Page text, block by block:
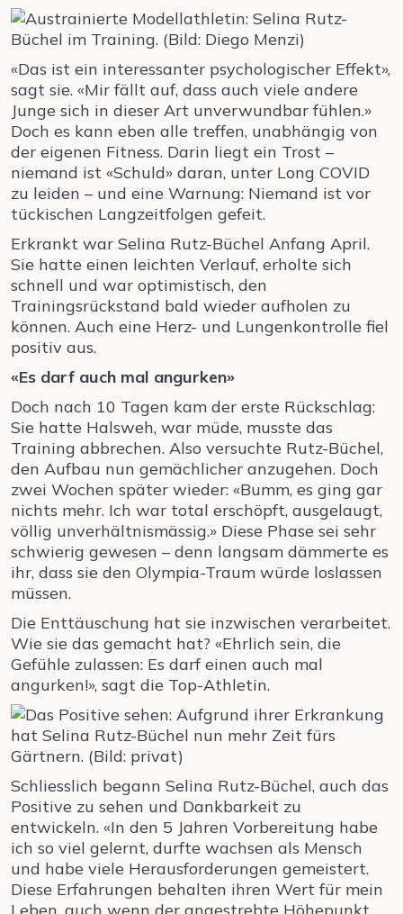
«Das ist ein interessanter psychologischer Effekt»,
sagt sie. «Mir fällt auf, dass auch viele andere
Junge sich in dieser Art unverwundbar fühlen.»
Doch es kann eben alle treffen, unabhängig von
der eigenen Fitness. Darin liegt ein Trost –
niemand ist «Schuld» daran, unter Long COVID
zu leiden – und eine Warnung: Niemand ist vor
tückischen Langzeitfolgen gefeit.
Erkrankt war Selina Rutz-Büchel Anfang April.
Sie hatte einen leichten Verlauf, erholte sich
schnell und war optimistisch, den
Trainingsrückstand bald wieder aufholen zu
können. Auch eine Herz- und Lungenkontrolle fiel
positiv aus.
«Es darf auch mal angurken»
Doch nach 10 Tagen kam der erste Rückschlag:
Sie hatte Halsweh, war müde, musste das
Training abbrechen. Also versuchte Rutz-Büchel,
den Aufbau nun gemächlicher anzugehen. Doch
zwei Wochen später wieder: «Bumm, es ging gar
nichts mehr. Ich war total erschöpft, ausgelaugt,
völlig unverhältnismässig.» Diese Phase sei sehr
schwierig gewesen – denn langsam dämmerte es
ihr, dass sie den Olympia-Traum würde loslassen
müssen.
Die Enttäuschung hat sie inzwischen verarbeitet.
Wie sie das gemacht hat? «Ehrlich sein, die
Gefühle zulassen: Es darf einen auch mal
angurken!», sagt die Top-Athletin.
Schliesslich begann Selina Rutz-Büchel, auch das
Positive zu sehen und Dankbarkeit zu
entwickeln. «In den 5 Jahren Vorbereitung habe
ich so viel gelernt, durfte wachsen als Mensch
und habe viele Herausforderungen gemeistert.
Diese Erfahrungen behalten ihren Wert für mein